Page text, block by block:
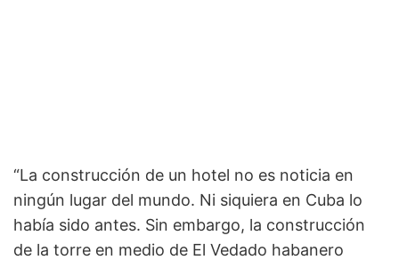
“La construcción de un hotel no es noticia en
ningún lugar del mundo. Ni siquiera en Cuba lo
había sido antes. Sin embargo, la construcción
de la torre en medio de El Vedado habanero